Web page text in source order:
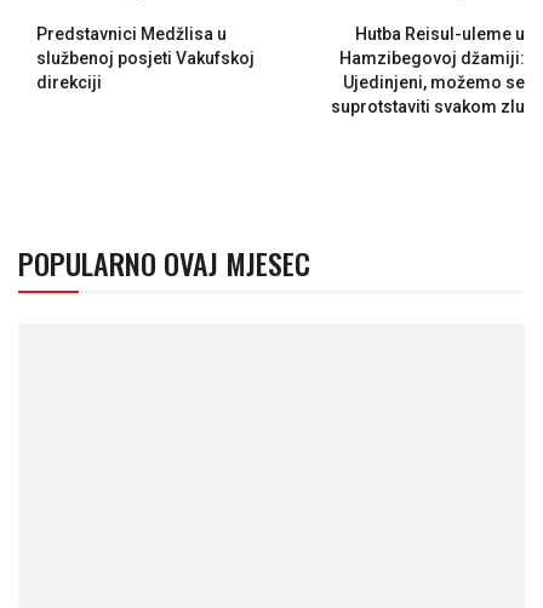
Predstavnici Medžlisa u
službenoj posjeti Vakufskoj
direkciji
Hutba Reisul-uleme u
Hamzibegovoj džamiji:
Ujedinjeni, možemo se
suprotstaviti svakom zlu
POPULARNO OVAJ MJESEC